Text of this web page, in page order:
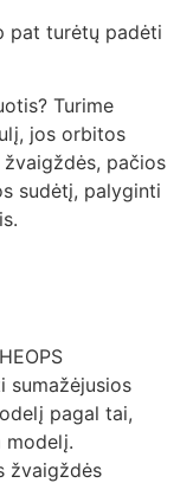
pat turėtų padėti
Turime
jos orbitos
pačios
sudėtį, palyginti
sumažėjusios
pagal tai,
modelį.
žvaigždės